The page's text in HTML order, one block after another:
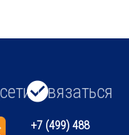
Связаться
+7 (499) 488